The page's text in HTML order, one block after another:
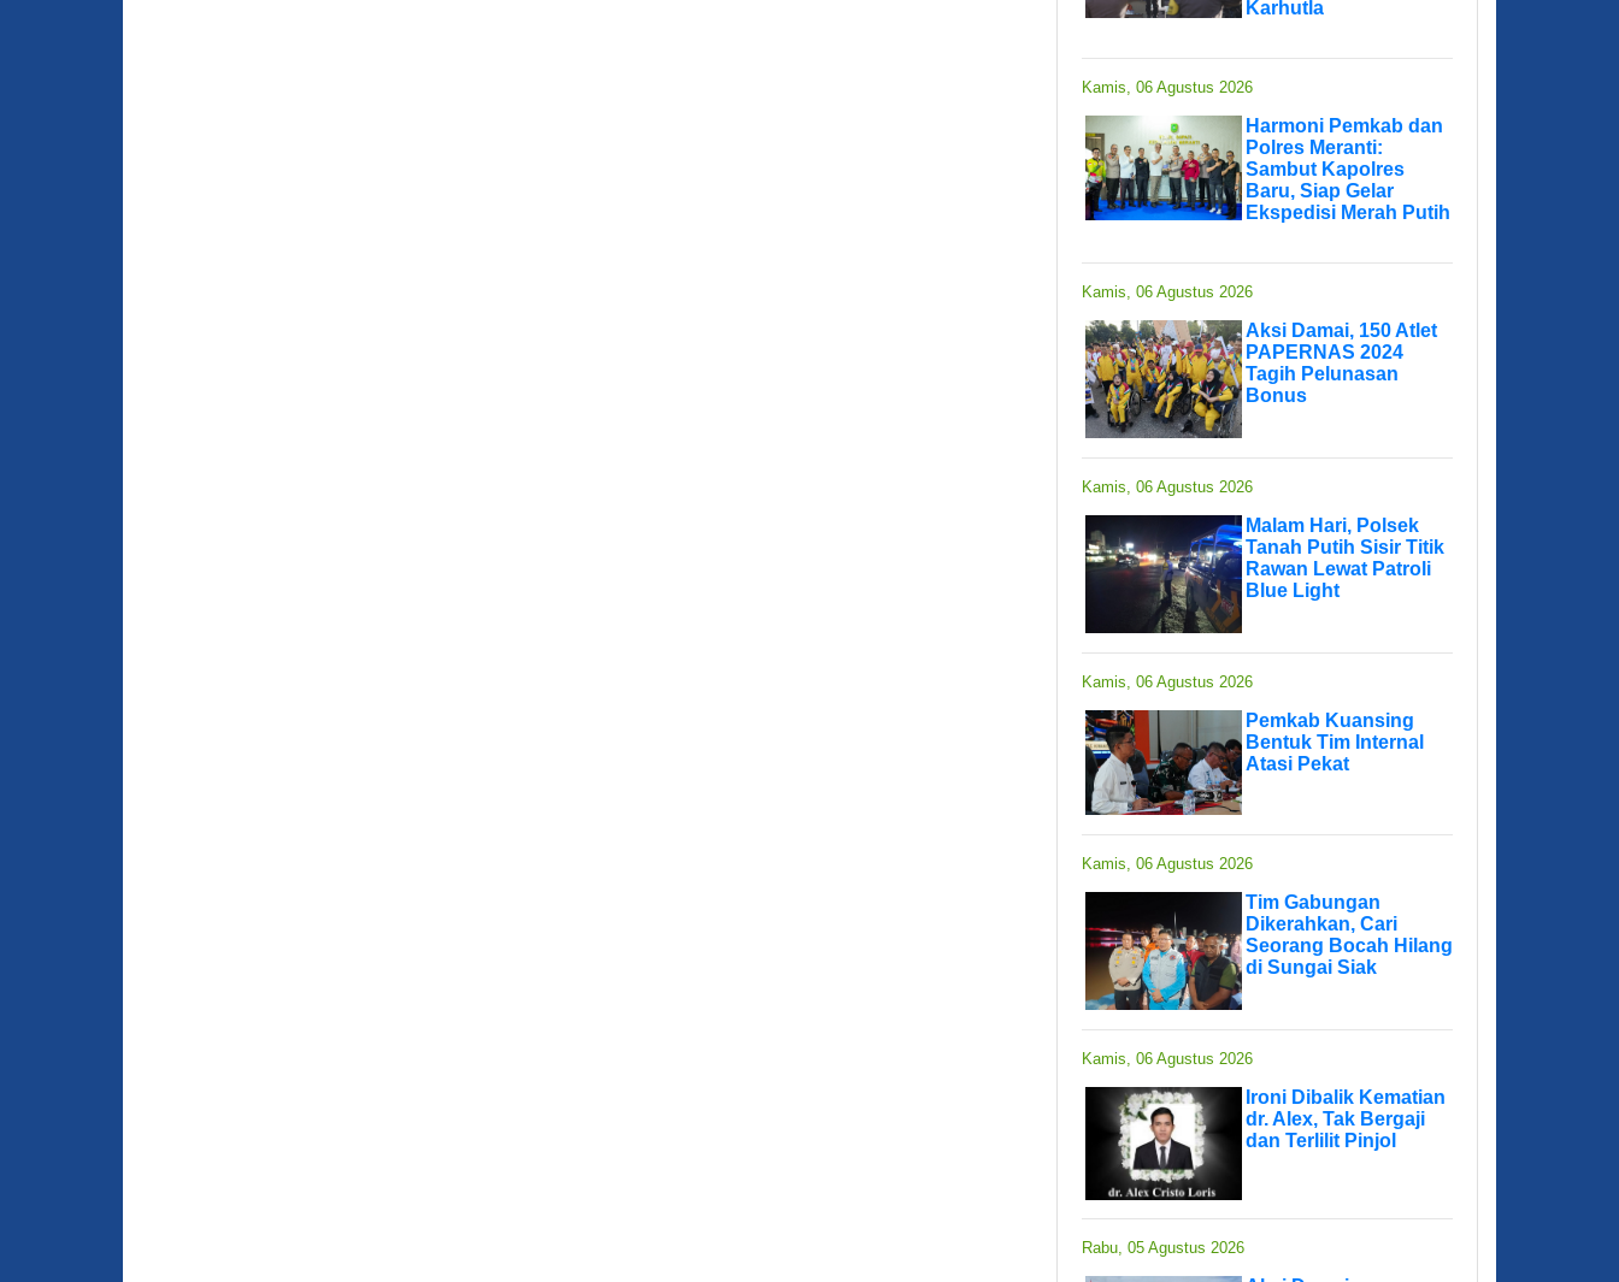
Karhutla
Kamis, 06 Agustus 2026
Harmoni Pemkab dan
Polres Meranti:
Sambut Kapolres
Baru, Siap Gelar
Ekspedisi Merah Putih
Kamis, 06 Agustus 2026
Aksi Damai, 150 Atlet
PAPERNAS 2024
Tagih Pelunasan
Bonus
Kamis, 06 Agustus 2026
Malam Hari, Polsek
Tanah Putih Sisir Titik
Rawan Lewat Patroli
Blue Light
Kamis, 06 Agustus 2026
Pemkab Kuansing
Bentuk Tim Internal
Atasi Pekat
Kamis, 06 Agustus 2026
Tim Gabungan
Dikerahkan, Cari
Seorang Bocah Hilang
di Sungai Siak
Kamis, 06 Agustus 2026
Ironi Dibalik Kematian
dr. Alex, Tak Bergaji
dan Terlilit Pinjol
Rabu, 05 Agustus 2026